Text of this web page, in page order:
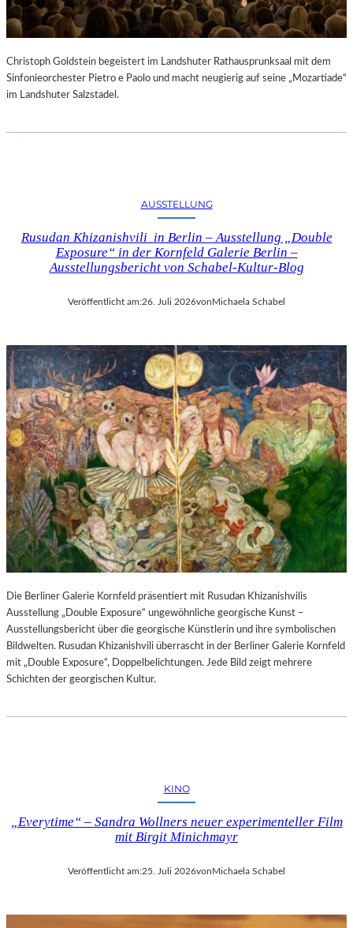
Christoph Goldstein begeistert im Landshuter Rathausprunksaal mit dem
Sinfonieorchester Pietro e Paolo und macht neugierig auf seine „Mozartiade“
im Landshuter Salzstadel.
AUSSTELLUNG
Rusudan Khizanishvili in Berlin – Ausstellung „Double
Exposure“ in der Kornfeld Galerie Berlin –
Ausstellungsbericht von Schabel-Kultur-Blog
Veröffentlicht am:26. Juli 2026von Michaela Schabel
Die Berliner Galerie Kornfeld präsentiert mit Rusudan Khizanishvilis
Ausstellung „Double Exposure“ ungewöhnliche georgische Kunst –
Ausstellungsbericht über die georgische Künstlerin und ihre symbolischen
Bildwelten. Rusudan Khizanishvili überrascht in der Berliner Galerie Kornfeld
mit „Double Exposure“, Doppelbelichtungen. Jede Bild zeigt mehrere
Schichten der georgischen Kultur.
KINO
„Everytime“ – Sandra Wollners neuer experimenteller Film
mit Birgit Minichmayr
Veröffentlicht am:25. Juli 2026von Michaela Schabel